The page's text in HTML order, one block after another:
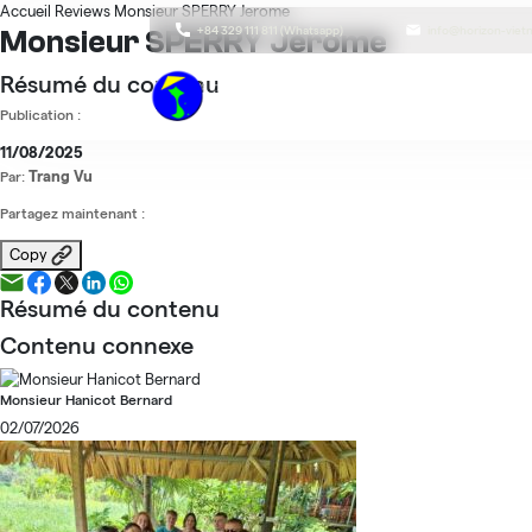
+84 329 111 811 (Whatsapp)
Accueil Reviews Monsieur SPERRY Jerome
Monsieur SPERRY Jerome
Résumé du contenu
Publication :
11/08/2025
Par: Trang Vu
Partagez maintenant :
Copy
Résumé du contenu
Contenu connexe
Monsieur Hanicot Bernard
02/07/2026